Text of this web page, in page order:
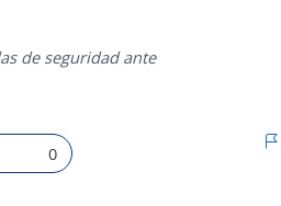
de seguridad ante
0